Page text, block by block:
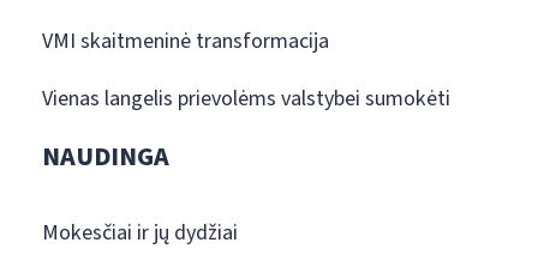
VMI skaitmeninė transformacija
Vienas langelis prievolėms valstybei sumokėti
NAUDINGA
Mokesčiai ir jų dydžiai